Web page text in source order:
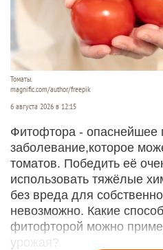
Томаты.
magnific.com/author/freepik
6 августа 2026 в 12:15
Фитофтора - опаснейшее
заболевание,которое
томатов. Победить её
использовать тяжёлые
без вреда для
невозможно. Какие
фитофторой можно
урожая?